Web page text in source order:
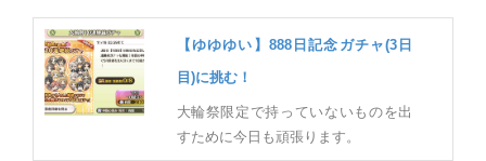
【ゆゆゆい】888日記念ガチャ(3日
目)に挑む！
大輪祭限定で持っていないものを出
すために今日も頑張ります。